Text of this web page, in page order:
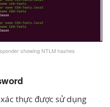
showing NTLM hashes
thực được sử dụng